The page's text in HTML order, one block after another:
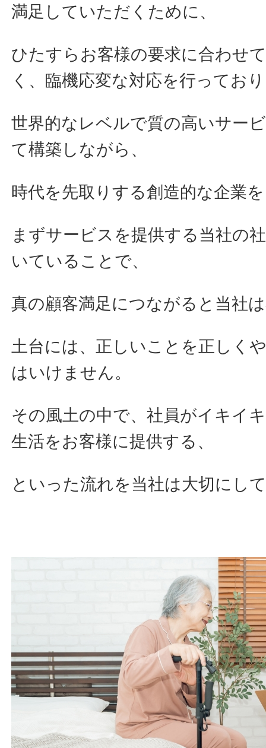
満足していただくために、
ひたすらお客様の要求に合わせ
く、臨機応変な対応を行ってお
世界的なレベルで質の高いサー
て構築しながら、
時代を先取りする創造的な企業
まずサービスを提供する当社の
いていることで、
真の顧客満足につながると当社
土台には、正しいことを正しく
はいけません。
その風土の中で、社員がイキイ
生活をお客様に提供する、
といった流れを当社は大切にし